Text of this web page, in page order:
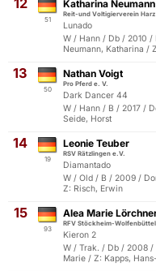
12
51
Katharina Neumann
Reit-und Voltigierverein Harz
Lunado
W / Hann / Db / 2010 /
Neumann, Katharina /
13
50
Nathan Voigt
Pro Pferd e. V.
Dark Dancer 44
W / Hann / B / 2017 /
Seide, Horst
14
19
Leonie Teuber
RSV Rätzlingen e.V.
Diamantado
W / Old / B / 2009 /
Z: Risch, Erwin
15
93
Alea Marie
RFV Stöckheim-
Kieron 2
W / Trak. / Db / 2008 /
Marie / Z: Kapps,